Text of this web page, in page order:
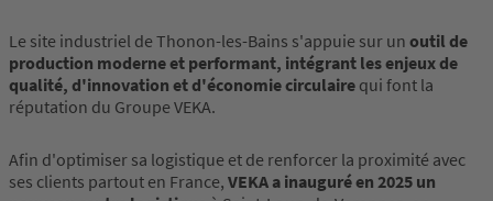
Le site industriel de Thonon-les-Bains s'appuie sur un outil de
production moderne et performant, intégrant les enjeux de
qualité, d'innovation et d'économie circulaire qui font la
réputation du Groupe VEKA.
Afin d'optimiser sa logistique et de renforcer la proximité avec
ses clients partout en France, VEKA a inauguré en 2025 un